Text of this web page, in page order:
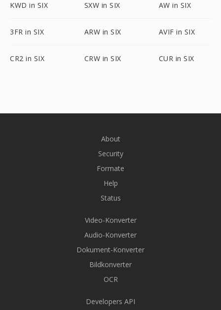
KWD in SIX SXW in SIX AW in SIX
3FR in SIX ARW in SIX AVIF in SIX
CR2 in SIX CRW in SIX CUR in SIX
About
Security
Formate
Help
Status
Video-Konverter
Audio-Konverter
Dokument-Konverter
Bildkonverter
OCR
Developers API